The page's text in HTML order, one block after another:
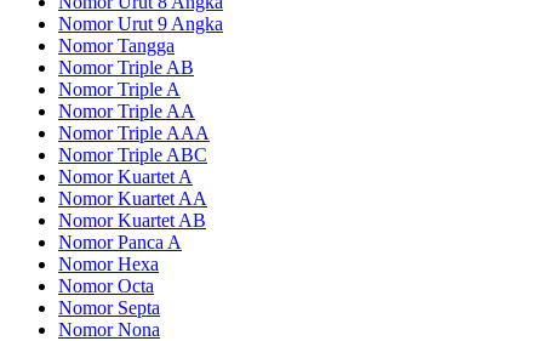
Nomor Urut 9 Angka
Nomor Tangga
Nomor Triple AB
Nomor Triple A
Nomor Triple AA
Nomor Triple AAA
Nomor Triple ABC
Nomor Kuartet A
Nomor Kuartet AA
Nomor Kuartet AB
Nomor Panca A
Nomor Hexa
Nomor Octa
Nomor Septa
Nomor Nona